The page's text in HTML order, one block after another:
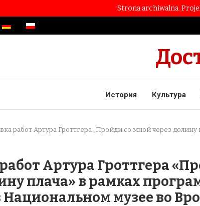
Strona archiwalna.
История Культура
работ Артура Гроттгера „Пройди со мной через
Артура Гроттгера
плача» в рамках
Национальном музее во